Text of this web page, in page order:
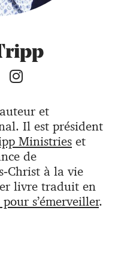
et
Il est président
Ministries et
de
à la vie
livre traduit en
pour s’émerveiller.